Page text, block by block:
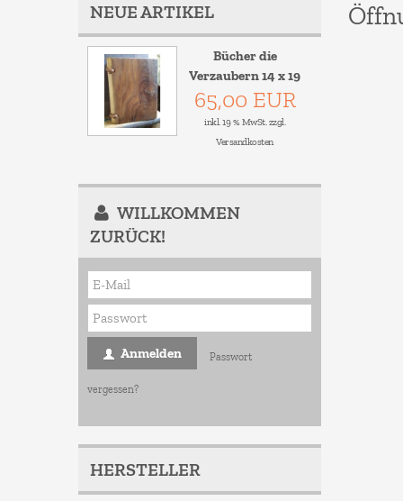
NEUE ARTIKEL
Bücher die
Verzaubern 14 x 19
65,00 EUR
inkl. 19 % MwSt. zzgl.
Versandkosten
WILLKOMMEN
ZURÜCK!
Anmelden Passwort
vergessen?
HERSTELLER